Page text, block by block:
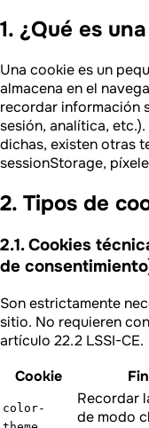
1. ¿Qué es
Una cookie es un
almacena en el
recordar información
sesión, analítica,
dichas, existen otras
sessionStorage,
2. Tipos de
2.1. Cookies
de
Son estrictamente
sitio. No requieren
artículo 22.2 LSSI-CE.
Cookie
color-
Recordar
de modo